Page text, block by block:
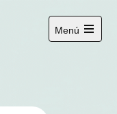
Menú
A